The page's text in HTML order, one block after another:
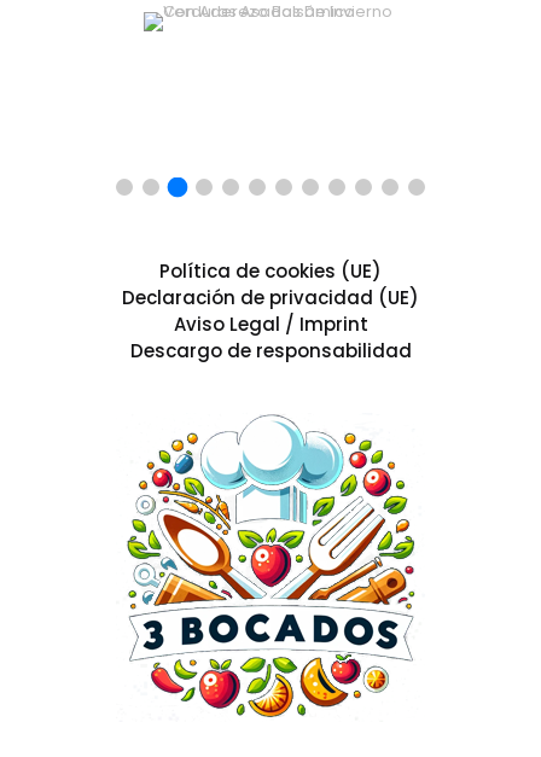
Política de cookies (UE)
Declaración de privacidad (UE)
Aviso Legal / Imprint
Descargo de responsabilidad